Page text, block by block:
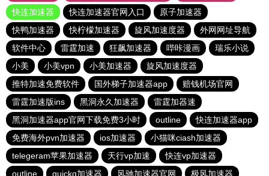
快连加速器
快连加速器官网入口
原子加速器
快鸭加速器
快柠檬加速器 旋风加速度器
外网网址导航
软件中心
雷霆加速 狂飙加速器 哔咔漫画
瑞乐小说
小美
小美vpn 小美加速器
旋风加速度器
推特加速免费软件
国外梯子加速器app
赔钱机场官网
雷霆加速版ins
黑洞永久加速器
雷霆加器速
黑洞加速器app官网下载免费3小时
outline
快连加速器app
免费海外pvn加速器
ios加速器
小猫咪ciash加速器
telegeram苹果加速器
天行vp加速
快连vp加速器
outline
quickq加速器 风驰加速器官网 极风加速器